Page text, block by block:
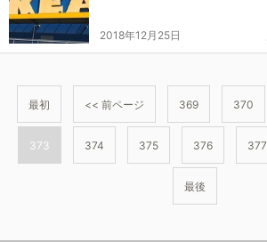
2018年12月25日
最初 << 前ページ 369 370
373 374 375 376 377
最後